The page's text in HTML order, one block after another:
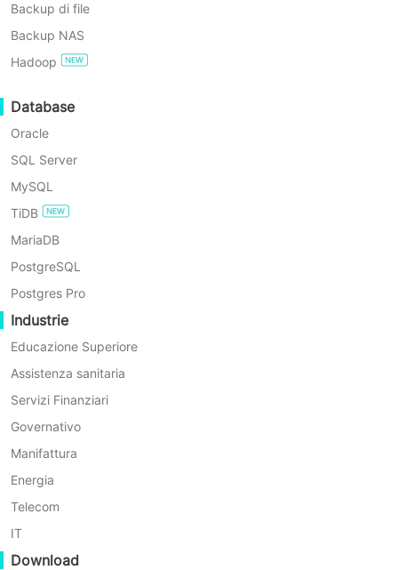
Backup di file
Backup NAS
Hadoop
Database
Oracle
SQL Server
MySQL
TiDB
MariaDB
PostgreSQL
Postgres Pro
Industrie
Educazione Superiore
Assistenza sanitaria
Servizi Finanziari
Governativo
Manifattura
Energia
Telecom
IT
Download
ripristino, abbrevia i tempi di inattività
e fornisce prove pronte per l'audit per
garantire la continuità operativa e
Vantaggi Principali della
Verifica di Recupero Full-
System Vinchin